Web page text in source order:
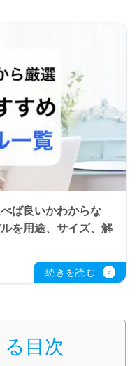
ば良いかわからな
を用途、サイズ、解
目次